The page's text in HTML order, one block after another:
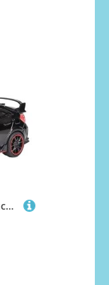
1:32 for Typer Legierung Druckguss Auto Modell Ornamente Sammlung(Black)